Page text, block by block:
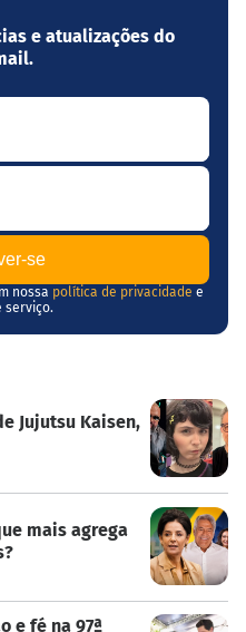
e atualizações do
nossa política de privacidade e
serviço.
Jujutsu Kaisen,
mais agrega
e fé na 97ª